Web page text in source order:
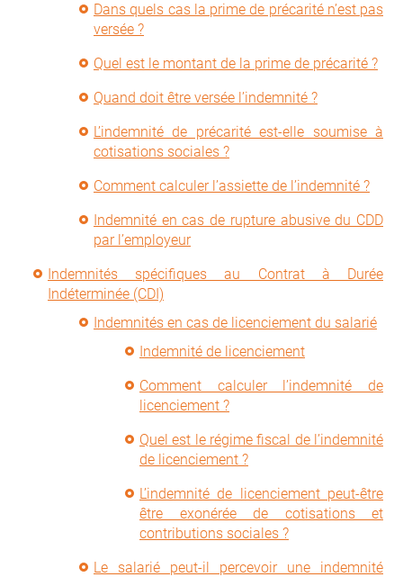
Dans quels cas la prime de précarité n’est pas
versée ?
Quel est le montant de la prime de précarité ?
Quand doit être versée l’indemnité ?
L’indemnité de précarité est-elle soumise à
cotisations sociales ?
Comment calculer l’assiette de l’indemnité ?
Indemnité en cas de rupture abusive du CDD
par l’employeur
Indemnités spécifiques au Contrat à Durée
Indéterminée (CDI)
Indemnités en cas de licenciement du salarié
Indemnité de licenciement
Comment calculer l’indemnité de
licenciement ?
Quel est le régime fiscal de l’indemnité
de licenciement ?
L’indemnité de licenciement peut-être
être exonérée de cotisations et
contributions sociales ?
Le salarié peut-il percevoir une indemnité